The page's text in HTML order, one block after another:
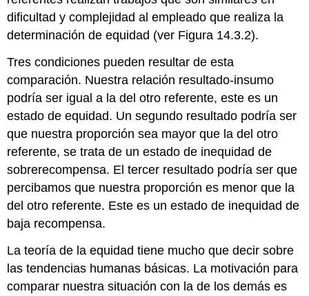
dificultad y complejidad al empleado que realiza la
determinación de equidad (ver Figura 14.3.2).
Tres condiciones pueden resultar de esta
comparación. Nuestra relación resultado-insumo
podría ser igual a la del otro referente, este es un
estado de equidad. Un segundo resultado podría ser
que nuestra proporción sea mayor que la del otro
referente, se trata de un estado de inequidad de
sobrerecompensa. El tercer resultado podría ser que
percibamos que nuestra proporción es menor que la
del otro referente. Este es un estado de inequidad de
baja recompensa.
La teoría de la equidad tiene mucho que decir sobre
las tendencias humanas básicas. La motivación para
comparar nuestra situación con la de los demás es